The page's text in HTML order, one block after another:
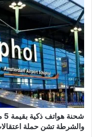
والشرطة تشن حملة